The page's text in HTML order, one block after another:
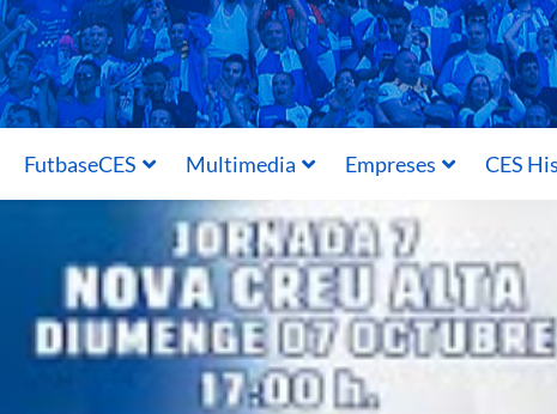
FutbaseCES Multimedia Empreses CES